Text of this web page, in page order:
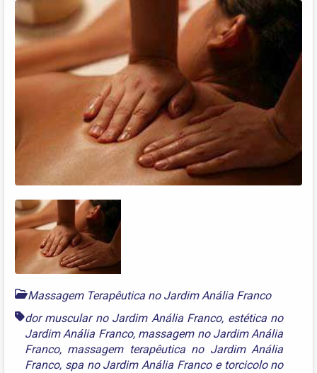
Massagem Terapêutica no Jardim Anália Franco
dor muscular no Jardim Anália Franco, estética no
Jardim Anália Franco, massagem no Jardim Anália
Franco, massagem terapêutica no Jardim Anália
Franco, spa no Jardim Anália Francoe torcicolo no